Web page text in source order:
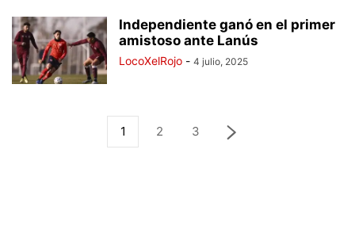
Independiente ganó en el primer
amistoso ante Lanús
LocoXelRojo - 4 julio, 2025
1 2 3